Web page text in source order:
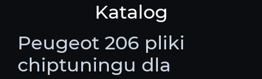
Katalog
Peugeot 206 pliki
chiptuningu dla